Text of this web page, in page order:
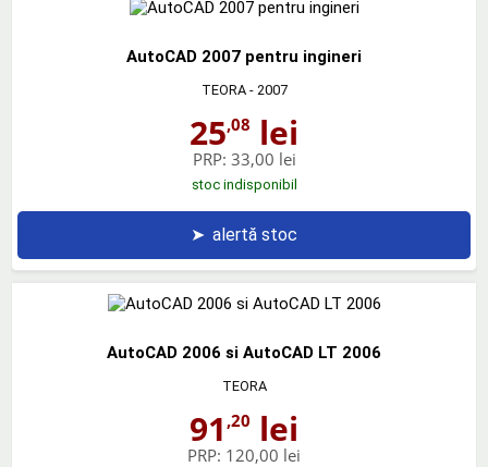
AutoCAD 2007 pentru ingineri
TEORA- 2007
25,08 lei
PRP: 33,00 lei
stoc indisponibil
➤ alertă stoc
AutoCAD 2006 si AutoCAD LT 2006
TEORA
91 ,20 lei
PRP: 120,00 lei